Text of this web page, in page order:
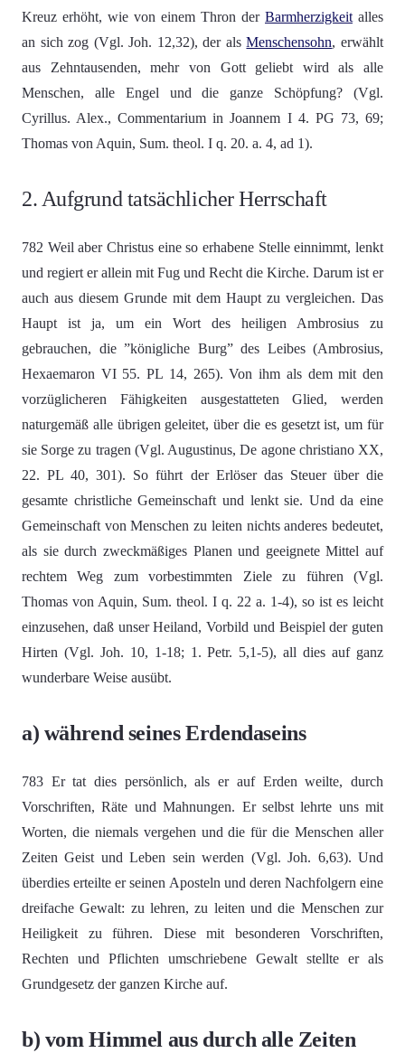
Kreuz erhöht, wie von einem Thron der Barmherzigkeit alles
an sich zog (Vgl. Joh. 12,32), der alsMenschensohn, erwählt
aus Zehntausenden, mehr von Gott geliebt wird als alle
Menschen, alle Engel und die ganze Schöpfung? (Vgl.
Cyrillus. Alex., Commentarium in Joannem I 4. PG 73, 69;
Thomas von Aquin, Sum. theol. I q. 20. a. 4, ad 1).
2. Aufgrund tatsächlicher Herrschaft
782 Weil aber Christus eine so erhabene Stelle einnimmt, lenkt
und regiert er allein mit Fug und Recht die Kirche. Darum ist er
auch aus diesem Grunde mit dem Haupt zu vergleichen. Das
Haupt ist ja, um ein Wort des heiligen Ambrosius zu
gebrauchen, die ”königliche Burg” des Leibes (Ambrosius,
Hexaemaron VI 55. PL 14, 265). Von ihm als dem mit den
vorzüglicheren Fähigkeiten ausgestatteten Glied, werden
naturgemäß alle übrigen geleitet, über die es gesetzt ist, um für
sie Sorge zu tragen (Vgl. Augustinus, De agone christiano XX,
22. PL 40, 301). So führt der Erlöser das Steuer über die
gesamte christliche Gemeinschaft und lenkt sie. Und da eine
Gemeinschaft von Menschen zu leiten nichts anderes bedeutet,
als sie durch zweckmäßiges Planen und geeignete Mittel auf
rechtem Weg zum vorbestimmten Ziele zu führen (Vgl.
Thomas von Aquin, Sum. theol. I q. 22 a. 1-4), so ist es leicht
einzusehen, daß unser Heiland, Vorbild und Beispiel der guten
Hirten (Vgl. Joh. 10, 1-18; 1. Petr. 5,1-5), all dies auf ganz
wunderbare Weise ausübt.
a) während seines Erdendaseins
783 Er tat dies persönlich, als er auf Erden weilte, durch
Vorschriften, Räte und Mahnungen. Er selbst lehrte uns mit
Worten, die niemals vergehen und die für die Menschen aller
Zeiten Geist und Leben sein werden (Vgl. Joh. 6,63). Und
überdies erteilte er seinen Aposteln und deren Nachfolgern eine
dreifache Gewalt: zu lehren, zu leiten und die Menschen zur
Heiligkeit zu führen. Diese mit besonderen Vorschriften,
Rechten und Pflichten umschriebene Gewalt stellte er als
Grundgesetz der ganzen Kirche auf.
b) vom Himmel aus durch alle Zeiten